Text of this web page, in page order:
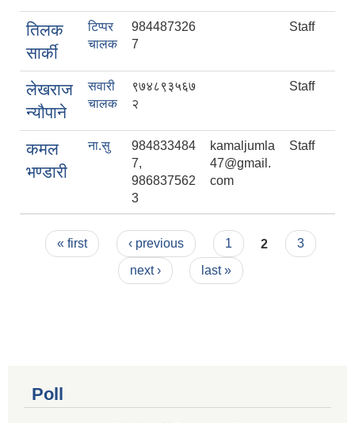
तिलक
सार्की
टिप्पर
चालक
984487326
7
Staff
लेखराज
न्यौपाने
सवारी
चालक
९७४८९३५६७
२
Staff
कमल
भण्डारी
ना.सु
984833484
7,
986837562
3
kamaljumla
47@gmail.
com
Staff
Pages
« first ‹ previous 1 2
3
next ›
last »
Poll